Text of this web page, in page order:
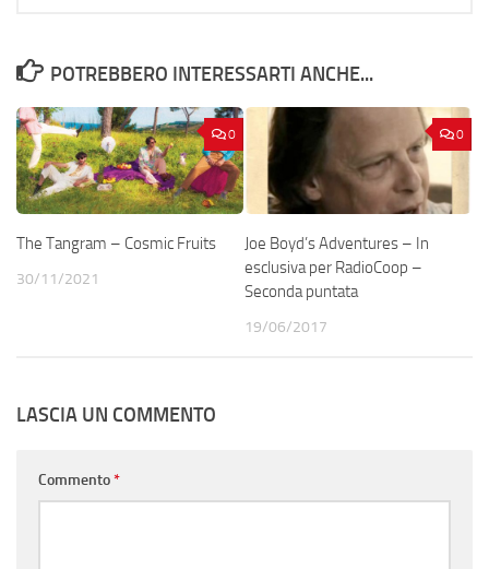
POTREBBERO INTERESSARTI ANCHE...
0
The Tangram – Cosmic Fruits
30/11/2021
0
Joe Boyd’s Adventures – In
esclusiva per RadioCoop –
Seconda puntata
19/06/2017
LASCIA UN COMMENTO
Commento*